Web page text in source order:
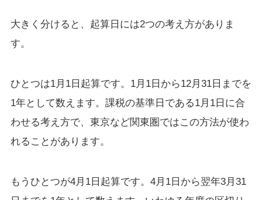
大きく分けると、起算日には2つの考え方がありま
す。
ひとつは1月1日起算です。1月1日から12月31日までを
1年として数えます。課税の基準日である1月1日に合
わせる考え方で、東京など関東圏ではこの方法が使わ
れることがあります。
もうひとつが4月1日起算です。4月1日から翌年3月31